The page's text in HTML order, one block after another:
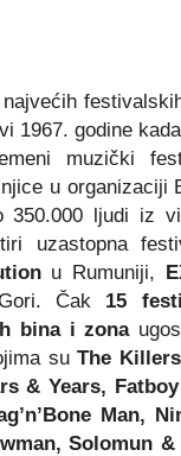
1967. godine
muzički
u organizaciji
350.000 ljudi iz
uzastopna
u Rumuniji,
Čak 15
bina i zona
suThe
& Years,
Man,
Solomun